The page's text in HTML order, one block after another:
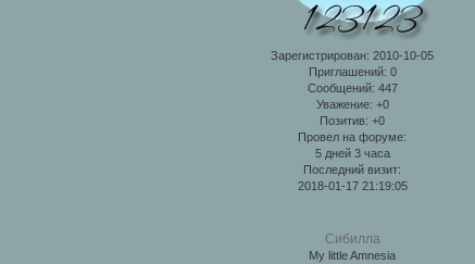
Зарегистрирован: 2010-10-05
Приглашений: 0
Сообщений: 447
Уважение: +0
Позитив: +0
Провел на форуме:
5 дней 3 часа
Последний визит:
2018-01-17 21:19:05
Сибилла
My little Amnesia